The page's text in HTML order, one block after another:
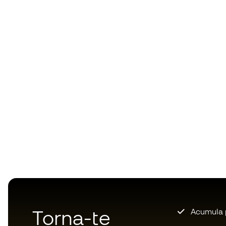
Torna-te
Acumula